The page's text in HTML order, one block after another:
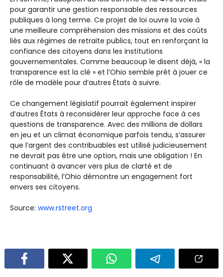
pour garantir une gestion responsable des ressources
publiques à long terme. Ce projet de loi ouvre la voie à
une meilleure compréhension des missions et des coûts
liés aux régimes de retraite publics, tout en renforçant la
confiance des citoyens dans les institutions
gouvernementales. Comme beaucoup le disent déjà, « la
transparence est la clé » et l’Ohio semble prêt à jouer ce
rôle de modèle pour d’autres États à suivre.
Ce changement législatif pourrait également inspirer
d’autres États à reconsidérer leur approche face à ces
questions de transparence. Avec des millions de dollars
en jeu et un climat économique parfois tendu, s’assurer
que l’argent des contribuables est utilisé judicieusement
ne devrait pas être une option, mais une obligation ! En
continuant à avancer vers plus de clarté et de
responsabilité, l’Ohio démontre un engagement fort
envers ses citoyens.
Source: www.rstreet.org